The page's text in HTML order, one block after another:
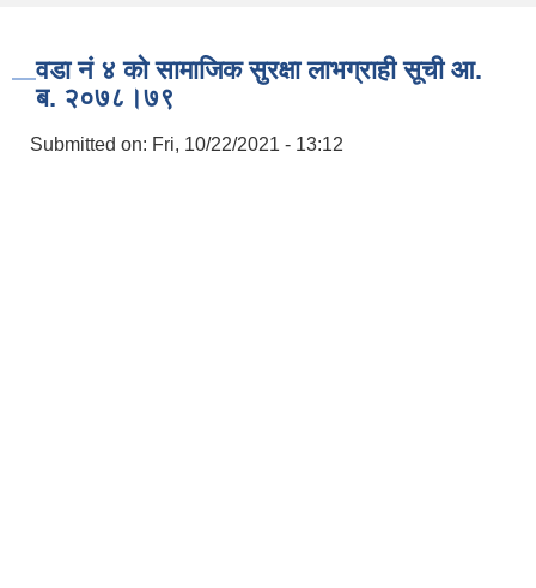
वडा नं ४ को सामाजिक सुरक्षा लाभग्राही सूची आ.
ब. २०७८।७९
Submitted on: Fri, 10/22/2021 - 13:12